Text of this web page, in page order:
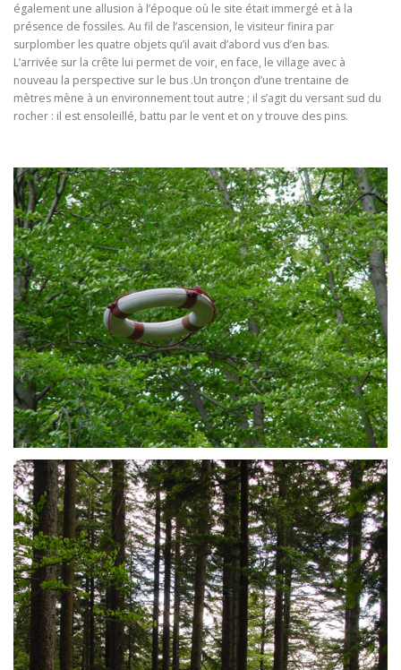
également une allusion à l’époque où le site était immergé et à la
présence de fossiles. Au fil de l’ascension, le visiteur finira par
surplomber les quatre objets qu’il avait d’abord vus d’en bas.
L’arrivée sur la crête lui permet de voir, en face, le village avec à
nouveau la perspective sur le bus .Un tronçon d’une trentaine de
mètres mène à un environnement tout autre ; il s’agit du versant sud du
rocher : il est ensoleillé, battu par le vent et on y trouve des pins.